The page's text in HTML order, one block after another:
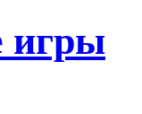
игры